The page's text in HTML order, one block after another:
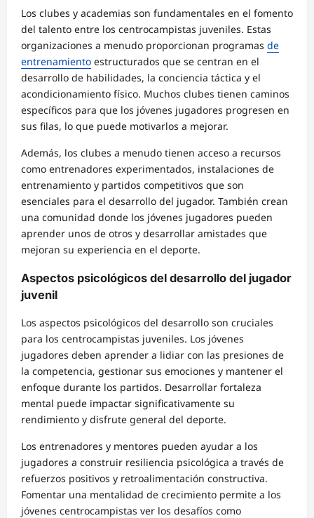
Los clubes y academias son fundamentales en el fomento
del talento entre los centrocampistas juveniles. Estas
organizaciones a menudo proporcionan programas de
entrenamiento estructurados que se centran en el
desarrollo de habilidades, la conciencia táctica y el
acondicionamiento físico. Muchos clubes tienen caminos
específicos para que los jóvenes jugadores progresen en
sus filas, lo que puede motivarlos a mejorar.
Además, los clubes a menudo tienen acceso a recursos
como entrenadores experimentados, instalaciones de
entrenamiento y partidos competitivos que son
esenciales para el desarrollo del jugador. También crean
una comunidad donde los jóvenes jugadores pueden
aprender unos de otros y desarrollar amistades que
mejoran su experiencia en el deporte.
Aspectos psicológicos del desarrollo del jugador
juvenil
Los aspectos psicológicos del desarrollo son cruciales
para los centrocampistas juveniles. Los jóvenes
jugadores deben aprender a lidiar con las presiones de
la competencia, gestionar sus emociones y mantener el
enfoque durante los partidos. Desarrollar fortaleza
mental puede impactar significativamente su
rendimiento y disfrute general del deporte.
Los entrenadores y mentores pueden ayudar a los
jugadores a construir resiliencia psicológica a través de
refuerzos positivos y retroalimentación constructiva.
Fomentar una mentalidad de crecimiento permite a los
jóvenes centrocampistas ver los desafíos como